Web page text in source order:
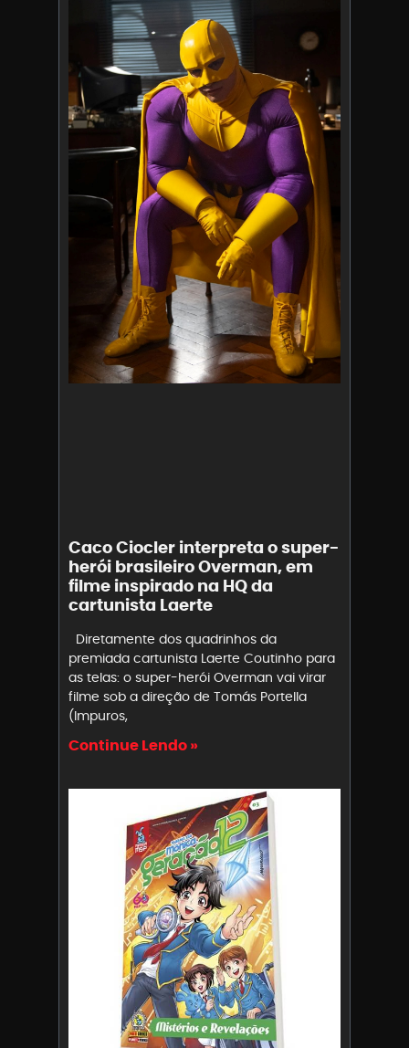
Caco Ciocler interpreta o super-
herói brasileiro Overman, em
filme inspirado na HQ da
cartunista Laerte
Diretamente dos quadrinhos da
premiada cartunista Laerte Coutinho para
as telas: o super-herói Overman vai virar
filme sob a direção de Tomás Portella
(Impuros,
Continue Lendo »